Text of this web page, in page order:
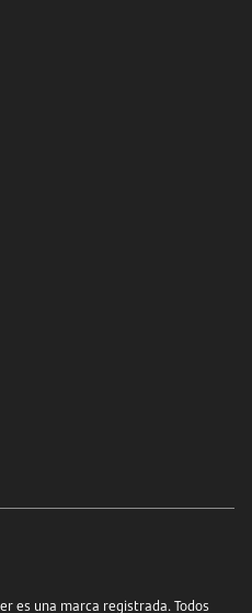
es una marca registrada. Todos